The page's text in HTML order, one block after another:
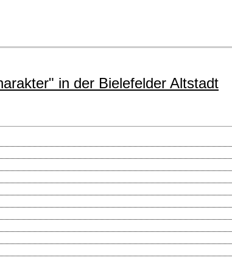
in der Bielefelder Altstadt